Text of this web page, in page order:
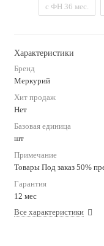
с ФН 36 мес.
Характеристики
Бренд
Меркурий
Хит продаж
Нет
Базовая единица
шт
Примечание
Товары Под заказ 50%
Гарантия
12 мес
Все характеристики